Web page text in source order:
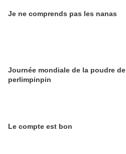
Je ne comprends pas les nanas
Journée mondiale de la poudre de
perlimpinpin
Le compte est bon